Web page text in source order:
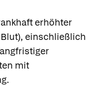
erhöhter
einschließlich
mit